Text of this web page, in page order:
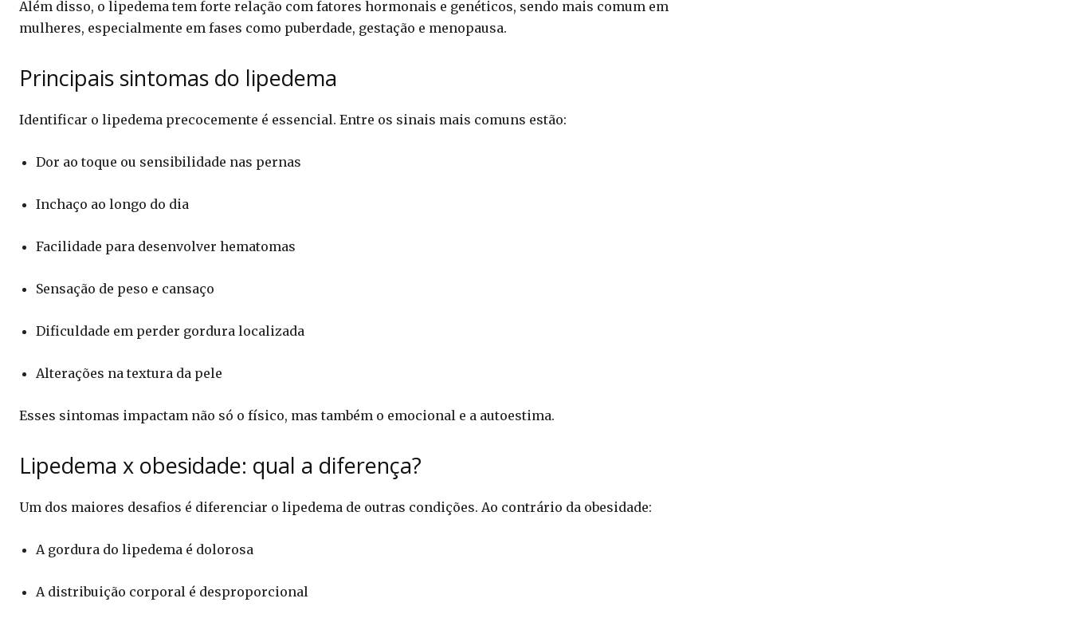
Além disso, o lipedema tem forte relação com fatores hormonais e genéticos, sendo mais comum em
mulheres, especialmente em fases como puberdade, gestação e menopausa.
Principais sintomas do lipedema
Identificar o lipedema precocemente é essencial. Entre os sinais mais comuns estão:
Dor ao toque ou sensibilidade nas pernas
Inchaço ao longo do dia
Facilidade para desenvolver hematomas
Sensação de peso e cansaço
Dificuldade em perder gordura localizada
Alterações na textura da pele
Esses sintomas impactam não só o físico, mas também o emocional e a autoestima.
Lipedema x obesidade: qual a diferença?
Um dos maiores desafios é diferenciar o lipedema de outras condições. Ao contrário da obesidade:
A gordura do lipedema é dolorosa
A distribuição corporal é desproporcional